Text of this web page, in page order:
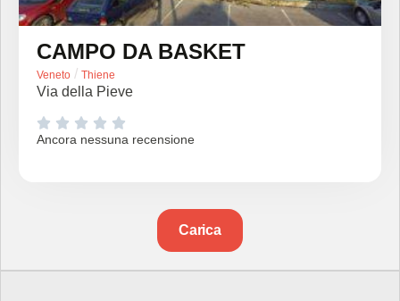
CAMPO DA BASKET
Veneto / Thiene
Via della Pieve
    
Ancora nessuna recensione
Carica